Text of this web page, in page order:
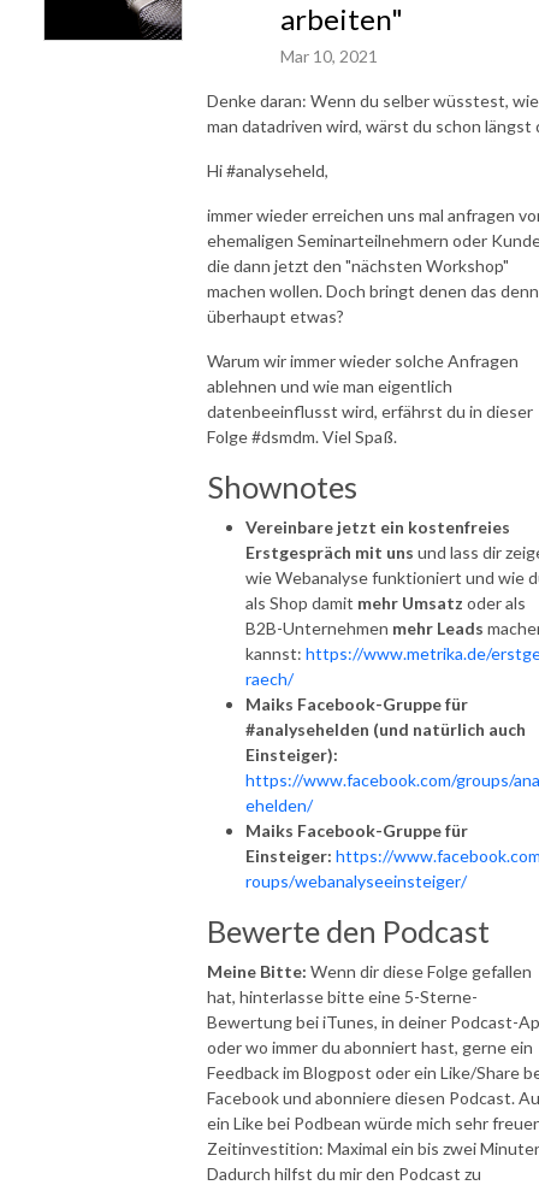
arbeiten"
Mar 10, 2021
Denke daran: Wenn du selber wüsstest, wie
man datadriven wird, wärst du schon längst
Hi #analyseheld,
immer wieder erreichen uns mal anfragen
ehemaligen Seminarteilnehmern oder
die dann jetzt den "nächsten Workshop"
machen wollen. Doch bringt denen das denn
überhaupt etwas?
Warum wir immer wieder solche Anfragen
ablehnen und wie man eigentlich
datenbeeinflusst wird, erfährst du in dieser
Folge #dsmdm. Viel Spaß.
Shownotes
Vereinbare jetzt ein kostenfreies
Erstgespräch mit uns und lass dir
wie Webanalyse funktioniert und wie
als Shop damit mehr Umsatz oder als
B2B-Unternehmen mehr Leads
kannst: https://www.metrika.de/
raech/
Maiks Facebook-Gruppe für
#analysehelden (und natürlich auch
Einsteiger):
https://www.facebook.com/groups/
ehelden/
Maiks Facebook-Gruppe für
Einsteiger: https://
roups/webanalyseeinsteiger/
Bewerte den Podcast
Meine Bitte: Wenn dir diese Folge gefallen
hat, hinterlasse bitte eine 5-Sterne-
Bewertung bei iTunes, in deiner Podcast-
oder wo immer du abonniert hast, gerne ein
Feedback im Blogpost oder ein Like/Share
Facebook und abonniere diesen Podcast.
ein Like bei Podbean würde mich sehr
Zeitinvestition: Maximal ein bis zwei
Dadurch hilfst du mir den Podcast zu